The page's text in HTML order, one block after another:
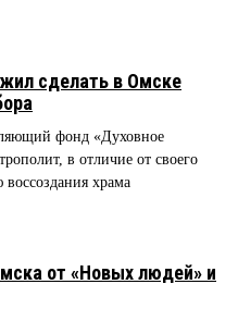
сделать в Омске
фонд «Духовное
в отличие от своего
храма
от «Новых людей» и